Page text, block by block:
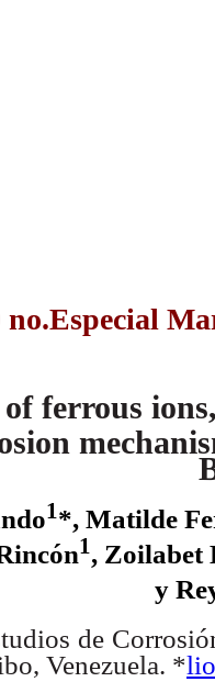
ferrous
1*, Matilde
1, Zoilabet
y
de
Venezuela. *